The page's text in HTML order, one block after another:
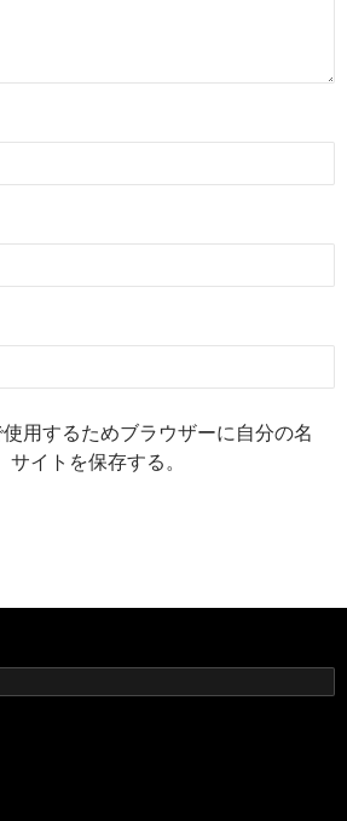
用するためブラウザーに自分の名
イトを保存する。